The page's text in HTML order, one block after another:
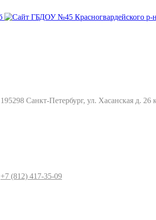
195298 Санкт-Петербург, ул. Хасанская д. 26
+7 (812) 417-35-09